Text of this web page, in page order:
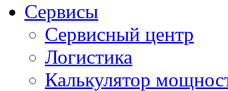
Сервисы
Сервисный центр
Логистика
Калькулятор